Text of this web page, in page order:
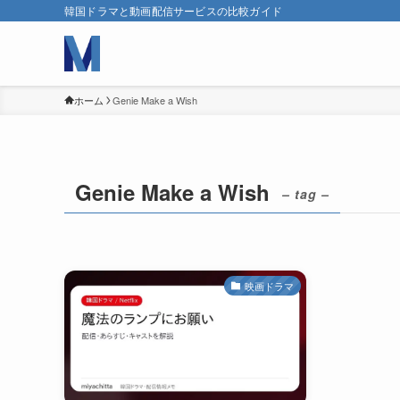
韓国ドラマと動画配信サービスの比較ガイド
ホーム Genie Make a Wish
Genie Make a Wish – tag –
映画ドラマ